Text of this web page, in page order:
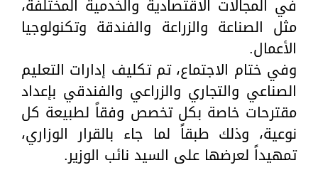
في المجالات الاقتصادية والخدمية المختلفة،
مثل الصناعة والزراعة والفندقة وتكنولوجيا
الأعمال.
وفي ختام الاجتماع، تم تكليف إدارات التعليم
الصناعي والتجاري والزراعي والفندقي بإعداد
مقترحات خاصة بكل تخصص وفقاً لطبيعة كل
نوعية، وذلك طبقاً لما جاء بالقرار الوزاري،
تمهيداً لعرضها على السيد نائب الوزير.